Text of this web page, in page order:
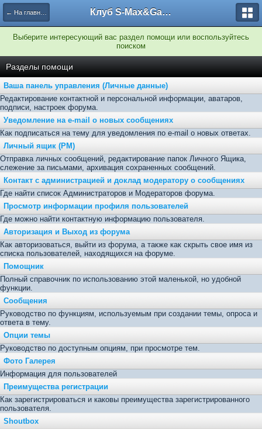
← На главную Клуб S-Max&Galaxy
Выберите интересующий вас раздел помощи или воспользуйтесь
поиском
Разделы помощи
Ваша панель управления (Личные данные)
Редактирование контактной и персональной информации, аватаров,
подписи, настроек форума.
Уведомление на e-mail о новых сообщениях
Как подписаться на тему для уведомления по e-mail о новых ответах.
Личный ящик (PM)
Отправка личных сообщений, редактирование папок Личного Ящика,
слежение за письмами, архивация сохраненных сообщений.
Контакт с администрацией и доклад модератору о сообщениях
Где найти список Администраторов и Модераторов форума.
Просмотр информации профиля пользователей
Где можно найти контактную информацию пользователя.
Авторизация и Выход из форума
Как авторизоваться, выйти из форума, а также как скрыть свое имя из
списка пользователей, находящихся на форуме.
Помощник
Полный справочник по использованию этой маленькой, но удобной
функции.
Сообщения
Руководство по функциям, используемым при создании темы, опроса и
ответа в тему.
Опции темы
Руководство по доступным опциям, при просмотре тем.
Фото Галерея
Информация для пользователей
Преимущества регистрации
Как зарегистрироваться и каковы преимущества зарегистрированного
пользователя.
Shoutbox